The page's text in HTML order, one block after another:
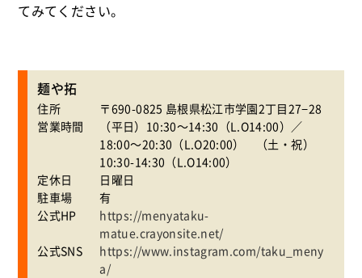
てみてください。
麺や拓
住所
〒690-0825 島根県松江市学園2丁目27−28
営業時間
（平日）10:30～14:30（L.O14:00）／
18:00～20:30（L.O20:00） （土・祝）
10:30-14:30（L.O14:00）
定休日
日曜日
駐車場
有
公式HP
https://menyataku-
matue.crayonsite.net/
公式SNS
https://www.instagram.com/taku_meny
a/